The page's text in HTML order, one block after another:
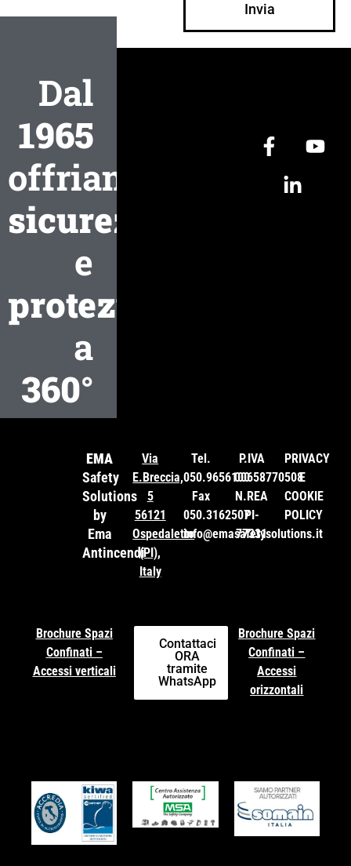
Invia
Dal
1965
offriamo
sicurezza
e
protezione
a
360°
EMA
Safety
Solutions
by
Ema
Antincendi
Via
E.Breccia,
5
56121
Ospedaletto
(PI),
Italy
Tel.
050.9656100
Fax
050.3162507
info@emasafetysolutions.it
P.IVA
00658770508
N.REA
PI-
77331
PRIVACY
E
COOKIE
POLICY
Brochure Spazi
Confinati –
Accessi verticali
Contattaci
ORA
tramite
WhatsApp
Brochure Spazi
Confinati –
Accessi
orizzontali